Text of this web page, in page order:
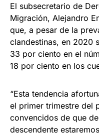
El subsecretario de
Migración, Alejandro
que, a pesar de la
clandestinas, en 2020
33 por ciento en el
18 por ciento en los
“Esta tendencia
el primer trimestre del
convencidos de que
descendente